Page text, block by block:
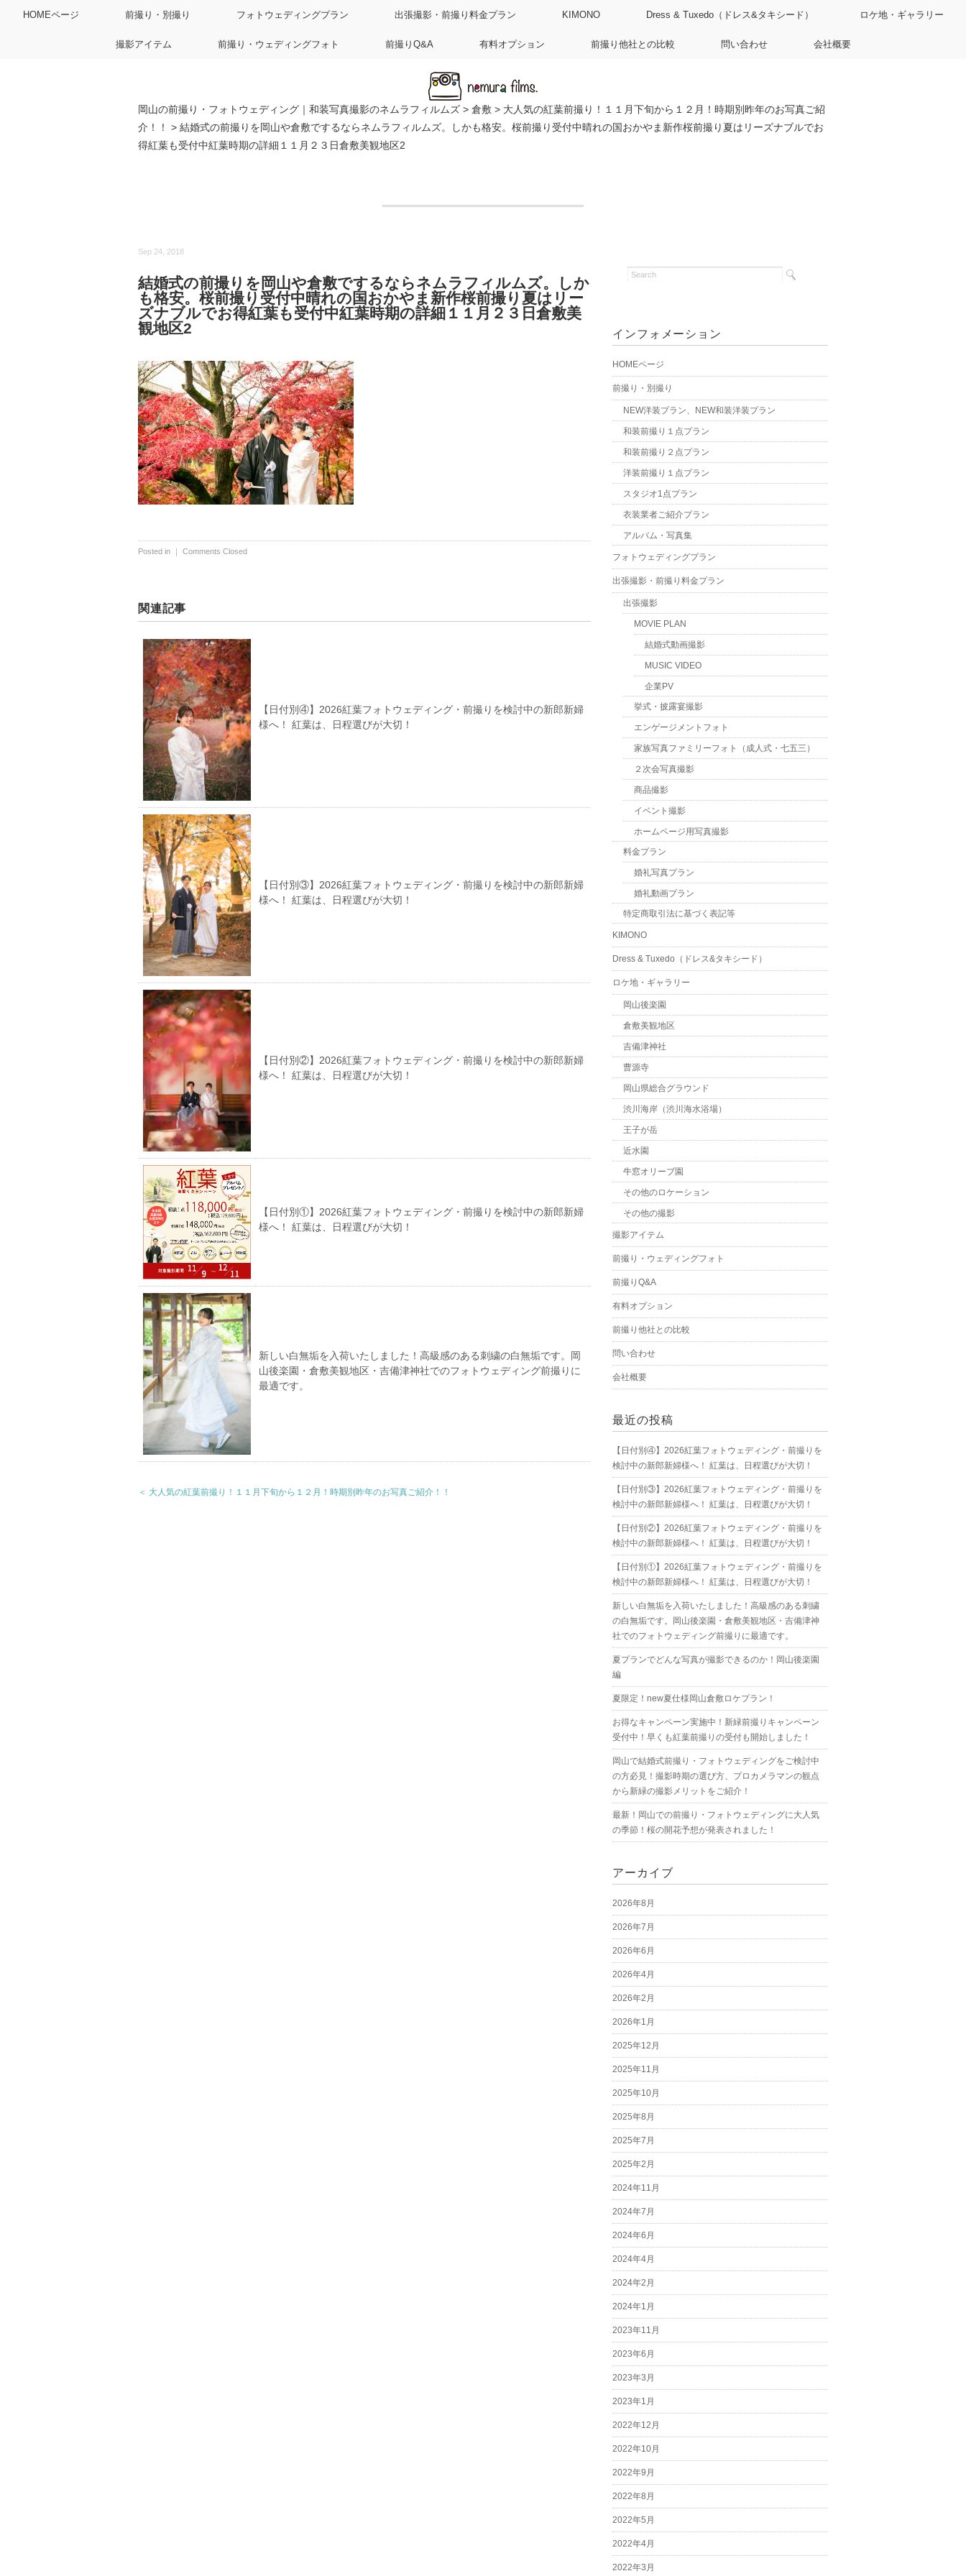
HOMEページ 前撮り・別撮り フォトウェディングプラン 出張撮影・前撮り料金プラン KIMONO Dress & Tuxedo（ドレス&タキシード） ロケ地・ギャラリー
撮影アイテム 前撮り・ウェディングフォト 前撮りQ&A 有料オプション 前撮り他社との比較 問い合わせ 会社概要
岡山の前撮り・フォトウェディング｜和装写真撮影のネムラフィルムズ > 倉敷 > 大人気の紅葉前撮り！１１月下旬から１２月！時期別昨年のお写真ご紹
介！！
> 結婚式の前撮りを岡山や倉敷でするならネムラフィルムズ。しかも格安。桜前撮り受付中晴れの国おかやま新作桜前撮り夏はリーズナブルでお
得紅葉も受付中紅葉時期の詳細１１月２３日倉敷美観地区2
Sep 24, 2018
結婚式の前撮りを岡山や倉敷でするならネムラフィルムズ。しか
も格安。桜前撮り受付中晴れの国おかやま新作桜前撮り夏はリー
ズナブルでお得紅葉も受付中紅葉時期の詳細１１月２３日倉敷美
観地区2
Posted in ｜ Comments Closed
関連記事
【日付別④】2026紅葉フォトウェディング・前撮りを検討中の新郎新婦
様へ！ 紅葉は、日程選びが大切！
【日付別③】2026紅葉フォトウェディング・前撮りを検討中の新郎新婦
様へ！ 紅葉は、日程選びが大切！
【日付別②】2026紅葉フォトウェディング・前撮りを検討中の新郎新婦
様へ！ 紅葉は、日程選びが大切！
【日付別①】2026紅葉フォトウェディング・前撮りを検討中の新郎新婦
様へ！ 紅葉は、日程選びが大切！
新しい白無垢を入荷いたしました！高級感のある刺繍の白無垢です。岡
山後楽園・倉敷美観地区・吉備津神社でのフォトウェディング前撮りに
最適です。
＜ 大人気の紅葉前撮り！１１月下旬から１２月！時期別昨年のお写真ご紹介！！
インフォメーション
HOMEページ
前撮り・別撮り
NEW洋装プラン、NEW和装洋装プラン
和装前撮り１点プラン
和装前撮り２点プラン
洋装前撮り１点プラン
スタジオ1点プラン
衣装業者ご紹介プラン
アルバム・写真集
フォトウェディングプラン
出張撮影・前撮り料金プラン
出張撮影
MOVIE PLAN
結婚式動画撮影
MUSIC VIDEO
企業PV
挙式・披露宴撮影
エンゲージメントフォト
家族写真ファミリーフォト（成人式・七五三）
２次会写真撮影
商品撮影
イベント撮影
ホームページ用写真撮影
料金プラン
婚礼写真プラン
婚礼動画プラン
特定商取引法に基づく表記等
KIMONO
Dress & Tuxedo（ドレス&タキシード）
ロケ地・ギャラリー
岡山後楽園
倉敷美観地区
吉備津神社
曹源寺
岡山県総合グラウンド
渋川海岸（渋川海水浴場）
王子が岳
近水園
牛窓オリーブ園
その他のロケーション
その他の撮影
撮影アイテム
前撮り・ウェディングフォト
前撮りQ&A
有料オプション
前撮り他社との比較
問い合わせ
会社概要
最近の投稿
【日付別④】2026紅葉フォトウェディング・前撮りを
検討中の新郎新婦様へ！ 紅葉は、日程選びが大切！
【日付別③】2026紅葉フォトウェディング・前撮りを
検討中の新郎新婦様へ！ 紅葉は、日程選びが大切！
【日付別②】2026紅葉フォトウェディング・前撮りを
検討中の新郎新婦様へ！ 紅葉は、日程選びが大切！
【日付別①】2026紅葉フォトウェディング・前撮りを
検討中の新郎新婦様へ！ 紅葉は、日程選びが大切！
新しい白無垢を入荷いたしました！高級感のある刺繍
の白無垢です。岡山後楽園・倉敷美観地区・吉備津神
社でのフォトウェディング前撮りに最適です。
夏プランでどんな写真が撮影できるのか！岡山後楽園
編
夏限定！new夏仕様岡山倉敷ロケプラン！
お得なキャンペーン実施中！新緑前撮りキャンペーン
受付中！早くも紅葉前撮りの受付も開始しました！
岡山で結婚式前撮り・フォトウェディングをご検討中
の方必見！撮影時期の選び方、プロカメラマンの観点
から新緑の撮影メリットをご紹介！
最新！岡山での前撮り・フォトウェディングに大人気
の季節！桜の開花予想が発表されました！
アーカイブ
2026年8月
2026年7月
2026年6月
2026年4月
2026年2月
2026年1月
2025年12月
2025年11月
2025年10月
2025年8月
2025年7月
2025年2月
2024年11月
2024年7月
2024年6月
2024年4月
2024年2月
2024年1月
2023年11月
2023年6月
2023年3月
2023年1月
2022年12月
2022年10月
2022年9月
2022年8月
2022年5月
2022年4月
2022年3月